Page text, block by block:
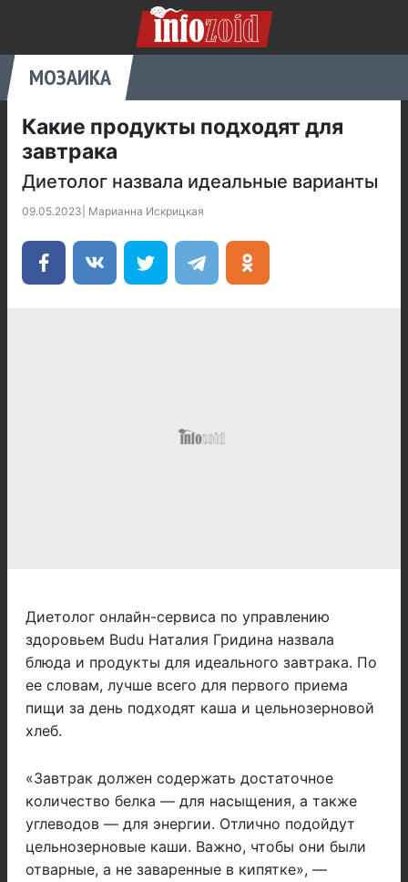
МОЗАИКА
Какие продукты подходят для
завтрака
Диетолог назвала идеальные варианты
09.05.2023 Марианна Искрицкая
Диетолог онлайн-сервиса по управлению
здоровьем Budu Наталия Гридина назвала
блюда и продукты для идеального завтрака. По
ее словам, лучше всего для первого приема
пищи за день подходят каша и цельнозерновой
хлеб.
«Завтрак должен содержать достаточное
количество белка — для насыщения, а также
углеводов — для энергии. Отлично подойдут
цельнозерновые каши. Важно, чтобы они были
отварные, а не заваренные в кипятке», —